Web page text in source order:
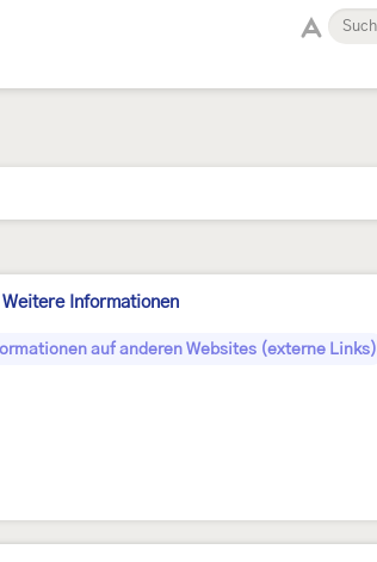
Weitere Informationen
auf anderen Websites (externe Links)